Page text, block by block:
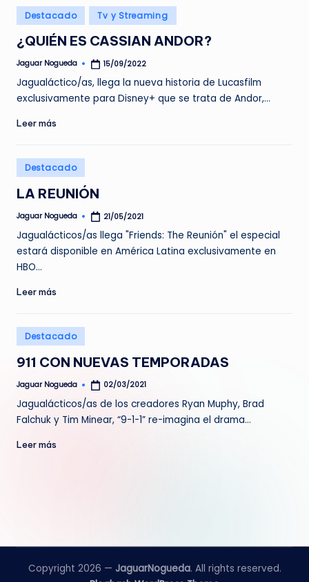
aPublicado
en
Destacado Tv y Streaming
¿QUIÉN ES CASSIAN ANDOR?
Publicado
Jaguar Nogueda 15/09/2022
Jagualáctico/as, llega la nueva historia de Lucasfilm
exclusivamente para Disney+ que se trata de Andor,…
Leer más
Publicado
en
Destacado
LA REUNIÓN
Publicado
Jaguar Nogueda 21/05/2021
Jagualácticos/as llega "Friends: The Reunión" el especial
estará disponible en América Latina exclusivamente en
HBO…
Leer más
Publicado
en
Destacado
911 CON NUEVAS TEMPORADAS
Publicado
Jaguar Nogueda 02/03/2021
Jagualácticos/as de los creadores Ryan Muphy, Brad
Falchuk y Tim Minear, “9-1-1” re-imagina el drama…
Leer más
Copyright 2026 — JaguarNogueda. All rights reserved.